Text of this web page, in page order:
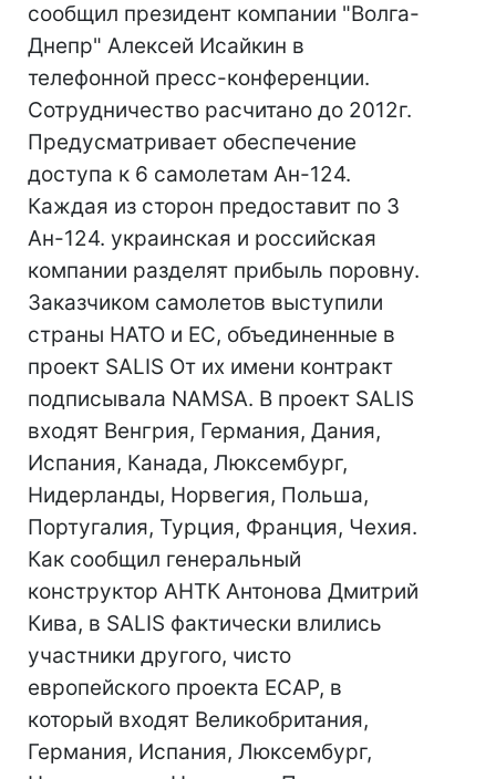
сообщил президент компании "Волга-
Днепр" Алексей Исайкин в
телефонной пресс-конференции.
Сотрудничество расчитано до 2012г.
Предусматривает обеспечение
доступа к 6 самолетам Ан-124.
Каждая из сторон предоставит по 3
Ан-124. украинская и российская
компании разделят прибыль поровну.
Заказчиком самолетов выступили
страны НАТО и ЕС, объединенные в
проект SALIS От их имени контракт
подписывала NAMSA. В проект SALIS
входят Венгрия, Германия, Дания,
Испания, Канада, Люксембург,
Нидерланды, Норвегия, Польша,
Португалия, Турция, Франция, Чехия.
Как сообщил генеральный
конструктор АНТК Антонова Дмитрий
Кива, в SALIS фактически влились
участники другого, чисто
европейского проекта ЕСАР, в
который входят Великобритания,
Германия, Испания, Люксембург,